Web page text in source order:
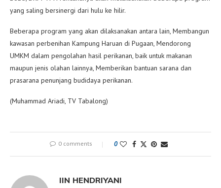
yang saling bersinergi dari hulu ke hilir.
Beberapa program yang akan dilaksanakan antara lain, Membangun
kawasan perbenihan Kampung Haruan di Pugaan, Mendorong
UMKM dalam pengolahan hasil perikanan, baik untuk makanan
maupun jenis olahan lainnya, Memberikan bantuan sarana dan
prasarana penunjang budidaya perikanan.
(Muhammad Ariadi, TV Tabalong)
0 comments 0
IIN HENDRIYANI